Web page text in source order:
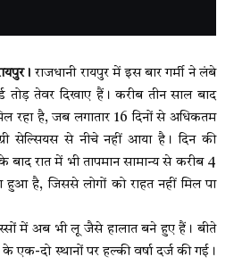
राजधानीरायपुरमें इस बार गर्मी ने लंबे
तोड़ तेवर दिखाए हैं। करीब तीन साल बाद
रहा है, जब लगातार 16 दिनों से अधिकतम
सेल्सियस से नीचे नहीं आया है। दिन की
बाद रात में भी तापमान सामान्य से करीब 4
हुआ है, जिससे लोगों को राहत नहीं मिल पा
में अब भी लू जैसे हालात बने हुए हैं। बीते
एक-दो स्थानों पर हल्की वर्षा दर्ज की गई।